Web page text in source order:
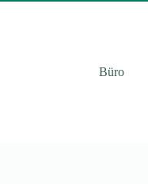
Büro